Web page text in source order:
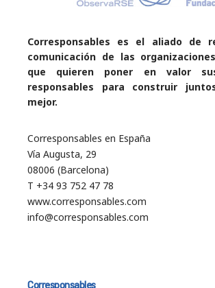
Corresponsables es el aliado de
comunicación de las
que quieren poner en valor
responsables para construir
mejor.
Corresponsables en España
Vía Augusta, 29
08006 (Barcelona)
T +34 93 752 47 78
www.corresponsables.com
info@corresponsables.com
Corresponsables